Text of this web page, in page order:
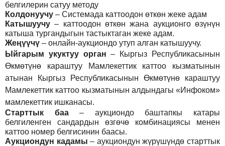
белгилерин сатуу методу
Колдонуучу – Системада каттоодон өткөн жеке адам
Катышуучу – каттоодон өткөн жана аукционго өзүнүн
катыша тургандыгын тастыктаган жеке адам.
Жеңүүчү – онлайн-аукциондо утуп алган катышуучу.
Ыйгарым укуктуу орган –
Кыргыз Республикасынын
Өкмөтүнө караштуу Мамлекеттик каттоо кызматынын
атынан Кыргыз Республикасынын Өкмөтүнө караштуу
Мамлекеттик каттоо кызматынын алдындагы «Инфоком»
мамлекеттик ишканасы.
Старттык баа– аукциондо баштапкы катары
белгиленген сандардын өзгөчө комбинациясы менен
каттоо номер белгисинин баасы.
Аукциондун кадамы – аукциондун жүрүшүндө старттык